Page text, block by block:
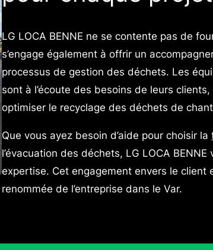
LG LOCA BENNE ne se contente pas de
s’engage également à offrir un
processus de gestion des déchets. Les
sont à l’écoute des besoins de leurs
optimiser le recyclage des déchets de
Que vous ayez besoin d’aide pour choisir la
l’évacuation des déchets, LG LOCA
expertise. Cet engagement envers le
renommée de l’entreprise dans le Var.